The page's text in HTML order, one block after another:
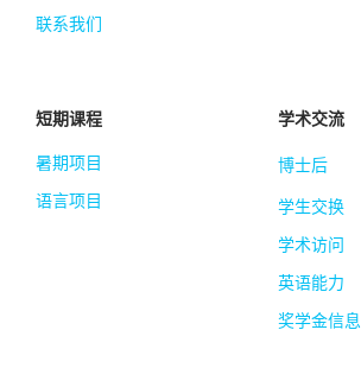
联系我们
短期课程
暑期项目
语言项目
学术交流
博士后
学生交换
学术访问
英语能力
奖学金信息